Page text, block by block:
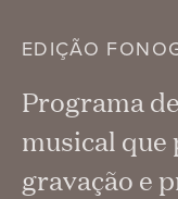
EDIÇÃO
Programa
musical
gravação e